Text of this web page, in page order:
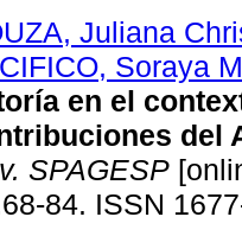
Juliana
Soraya
en el
del
SPAGESP
84. ISSN